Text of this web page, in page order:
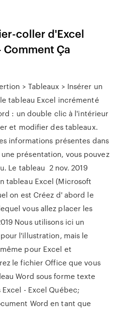
coller d'Excel
Comment Ça
> Tableaux > Insérer un
tableau Excel incrémenté
: un double clic à l'intérieur
et modifier des tableaux.
informations présentes dans
présentation, vous pouvez
Le tableau 2 nov. 2019
tableau Excel (Microsoft
on est Créez d' abord le
vous allez placer les
Nous utilisons ici un
l'illustration, mais le
pour Excel et
le fichier Office que vous
Word sous forme texte
- Excel Québec;
Word en tant que